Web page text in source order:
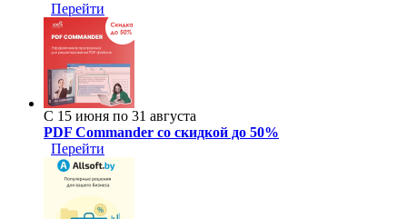
Перейти
С 15 июня по 31 августа
PDF Commander со скидкой до 50%
Перейти